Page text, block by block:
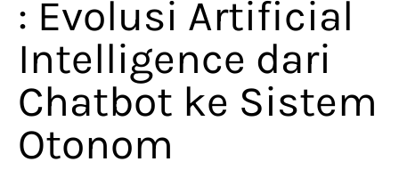
: Evolusi Artificial
Intelligence dari
Chatbot ke Sistem
Otonom